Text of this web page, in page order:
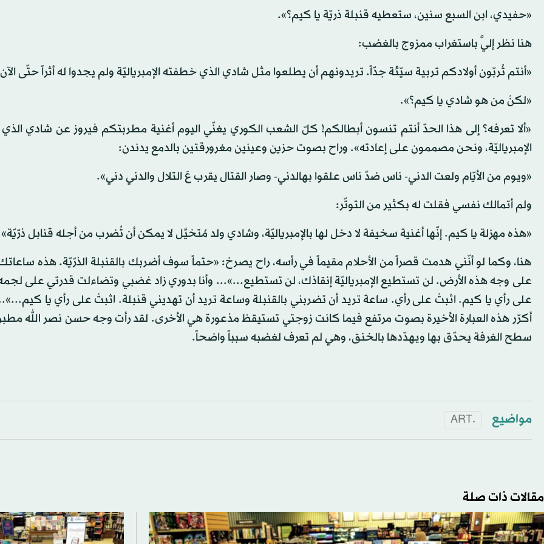
«حفيدي، ابن السبع سنين، ستعطيه قنبلة ذريّة يا كيم؟».
هنا نظر إليَّ باستغراب ممزوج بالغضب:
«أنتم تُربّون أولادكم تربية سيّئة جدّاً. تريدونهم أن يطلعوا مثل شادي الذي خطفته الإمبرياليّة ولم يجدوا له أثراً حتّى
«لكنْ من هو شادي يا كيم؟».
«ألا تعرفه؟ إلى هذا الحدّ أنتم تنسون أبطالكم! كلّ الشعب الكوري يغنّي اليوم أغنية مطربتكم فيروز عن شادي
الإمبرياليّة، ونحن مصممون على إعادته». وراح بصوت حزين وعينين مغرورقتين بالدمع يدندن:
«ويوم من الأيّام ولعت الدني- ناس ضدّ ناس علقوا بهالدني- وصار القتال يقرب عَ التلال والدني دني».
ولم أتمالك نفسي فقلت له بكثير من التوتّر:
«هذه مهزلة يا كيم. إنّها أغنية سخيفة لا دخل لها بالإمبرياليّة، وشادي ولد مُتخيَّل لا يمكن أن تُضرب من أجله قنابل
هنا، وكما لو أنّني هدمت قصراً من الأحلام مقيماً في رأسه، راح يصرخ: «حتماً سوف أضربك بالقنبلة الذرّيّة. هذه ساعاتك
على وجه هذه الأرض. لن تستطيع الإمبرياليّة إنقاذك، لن تستطيع...»... وأنا بدوري زاد غضبي وتضاءلت قدرتي على
على رأي يا كيم. اثبتْ على رأي. ساعة تريد أن تضربني بالقنبلة وساعة تريد أن تهديني قنبلة. اثبتْ على رأي يا
أكرّر هذه العبارة الأخيرة بصوت مرتفع فيما كانت زوجتي تستيقظ مذعورة هي الأخرى. لقد رأت وجه حسن نصر الله
سطح الغرفة يحدّق بها ويهدّدها بالخنق، وهي لم تعرف لغضبه سبباً واضحاً.
مواضيع .ART
مقالات ذات صلة